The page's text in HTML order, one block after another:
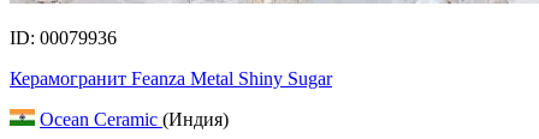
ID: 00079936
Керамогранит Feanza Metal Shiny Sugar
Ocean Ceramic (Индия)